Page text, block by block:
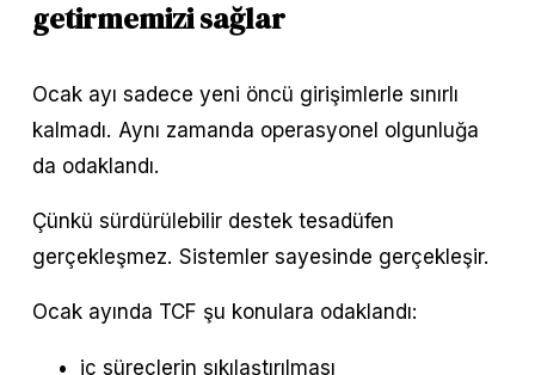
getirmemizi sağlar
Ocak ayı sadece yeni öncü girişimlerle sınırlı
kalmadı. Aynı zamanda operasyonel olgunluğa
da odaklandı.
Çünkü sürdürülebilir destek tesadüfen
gerçekleşmez. Sistemler sayesinde gerçekleşir.
Ocak ayında TCF şu konulara odaklandı:
iç süreçlerin sıkılaştırılması